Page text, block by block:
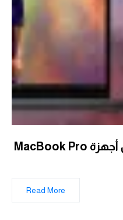
أبل تطلق الجيل الجديد من أجهزة MacBook Pro
Read More